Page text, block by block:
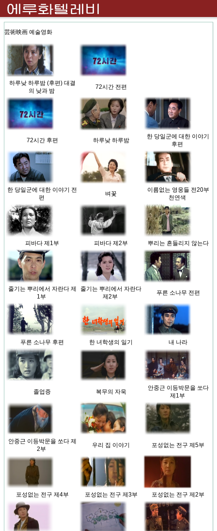
芸術映画 예술영화
하루낮 하루밤 (후편) 대결
의 낮과 밤
72시간 전편
72시간 후편 하루낮 하루밤
한 당일군에 대한 이야기
후편
한 당일군에 대한 이야기 전
편
벼꽃
이름없는 영웅들 전20부
천연색
피바다 제1부 피바다 제2부 뿌리는 흔들리지 않는다
줄기는 뿌리에서 자란다 제
1부
줄기는 뿌리에서 자란다
제2부
푸른 소나무 전편
푸른 소나무 후편 한 녀학생의 일기 내 나라
졸업증 복무의 자욱
안중근 이등박문을 쏘다
제1부
안중근 이등박문을 쏘다 제
2부
우리 집 이야기 포성없는 전구 제5부
포성없는 전구 제4부 포성없는 전구 제3부 포성없는 전구 제2부